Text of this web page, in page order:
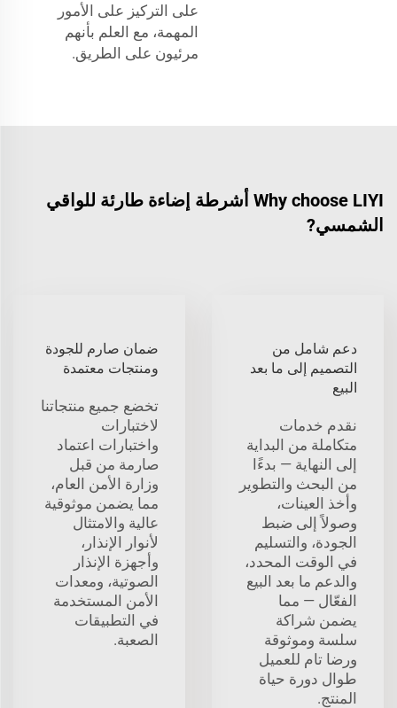
على التركيز على الأمور
المهمة، مع العلم بأنهم
مرئيون على الطريق.
Why choose LIYI أشرطة إضاءة طارئة للواقي
الشمسي?
دعم شامل من
التصميم إلى ما بعد
البيع
نقدم خدمات
متكاملة من البداية
إلى النهاية — بدءًا
من البحث والتطوير
وأخذ العينات،
وصولاً إلى ضبط
الجودة، والتسليم
في الوقت المحدد،
والدعم ما بعد البيع
الفعّال — مما
يضمن شراكة
سلسة وموثوقة
ورضا تام للعميل
طوال دورة حياة
المنتج.
ضمان صارم للجودة
ومنتجات معتمدة
تخضع جميع منتجاتنا
لاختبارات
واختبارات اعتماد
صارمة من قبل
وزارة الأمن العام،
مما يضمن موثوقية
عالية والامتثال
لأنوار الإنذار،
وأجهزة الإنذار
الصوتية، ومعدات
الأمن المستخدمة
في التطبيقات
الصعبة.